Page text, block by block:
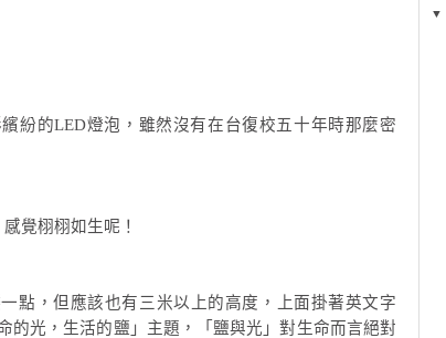
紛的LED燈泡，雖然沒有在台復校五十年時那麼密
覺栩栩如生呢！
點，但應該也有三米以上的高度，上面掛著英文字
的光，生活的鹽」主題，「鹽與光」對生命而言絕對
▼